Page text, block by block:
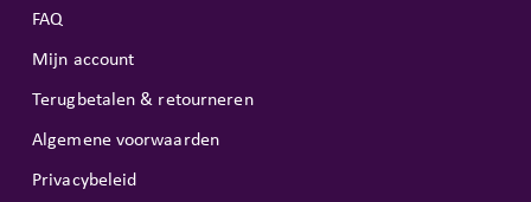
FAQ
Mijn account
Terugbetalen & retourneren
Algemene voorwaarden
Privacybeleid